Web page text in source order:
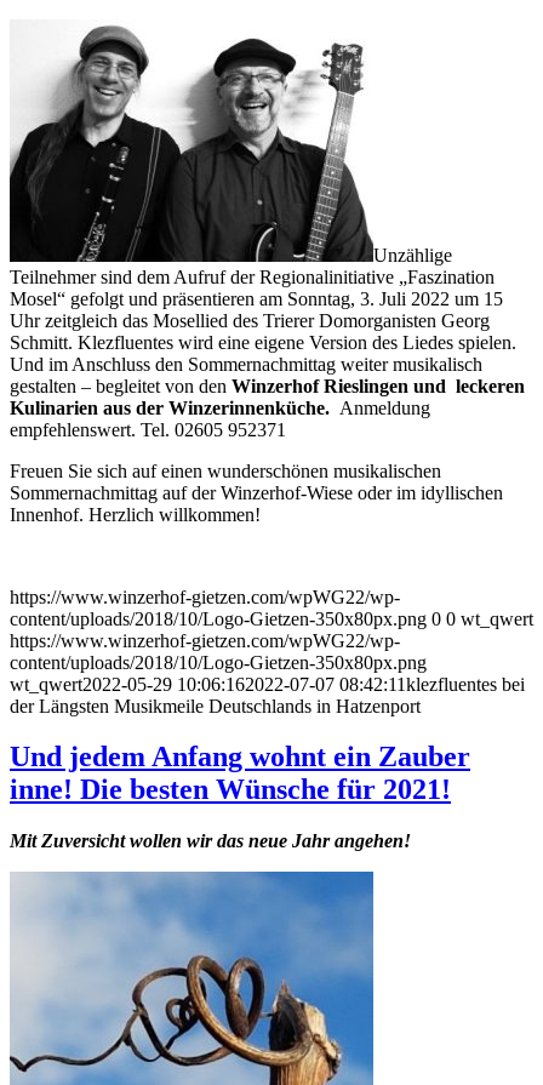
Unzählige
Teilnehmer sind dem Aufruf der Regionalinitiative „Faszination
Mosel“ gefolgt und präsentieren am Sonntag, 3. Juli 2022 um 15
Uhr zeitgleich das Mosellied des Trierer Domorganisten Georg
Schmitt. Klezfluentes wird eine eigene Version des Liedes spielen.
Und im Anschluss den Sommernachmittag weiter musikalisch
gestalten – begleitet von den Winzerhof Rieslingen und leckeren
Kulinarien aus der Winzerinnenküche. Anmeldung
empfehlenswert. Tel. 02605 952371
Freuen Sie sich auf einen wunderschönen musikalischen
Sommernachmittag auf der Winzerhof-Wiese oder im idyllischen
Innenhof. Herzlich willkommen!
https://www.winzerhof-gietzen.com/wpWG22/wp-
content/uploads/2018/10/Logo-Gietzen-350x80px.png 0 0 wt_qwert
https://www.winzerhof-gietzen.com/wpWG22/wp-
content/uploads/2018/10/Logo-Gietzen-350x80px.png
wt_qwert2022-05-29 10:06:162022-07-07 08:42:11klezfluentes bei
der Längsten Musikmeile Deutschlands in Hatzenport
Und jedem Anfang wohnt ein Zauber
inne! Die besten Wünsche für 2021!
Mit Zuversicht wollen wir das neue Jahr angehen!